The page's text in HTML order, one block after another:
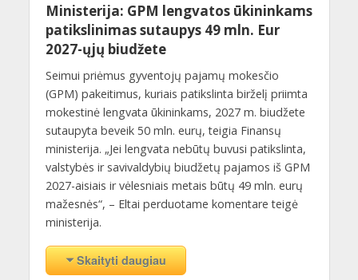
Ministerija: GPM lengvatos ūkininkams
patikslinimas sutaupys 49 mln. Eur
2027-ųjų biudžete
Seimui priėmus gyventojų pajamų mokesčio
(GPM) pakeitimus, kuriais patikslinta birželį priimta
mokestinė lengvata ūkininkams, 2027 m. biudžete
sutaupyta beveik 50 mln. eurų, teigia Finansų
ministerija. „Jei lengvata nebūtų buvusi patikslinta,
valstybės ir savivaldybių biudžetų pajamos iš GPM
2027-aisiais ir vėlesniais metais būtų 49 mln. eurų
mažesnės“, – Eltai perduotame komentare teigė
ministerija.
Skaityti daugiau